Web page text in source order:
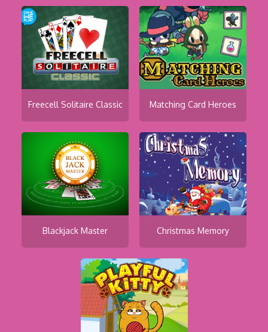
Freecell Solitaire Classic Matching Card Heroes
Blackjack Master Christmas Memory